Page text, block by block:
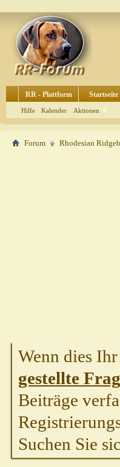
RR - Plattform Startseite
Hilfe Kalender Aktionen
Forum Rhodesian
Wenn dies
gestellte
Beiträge
Suchen Sie